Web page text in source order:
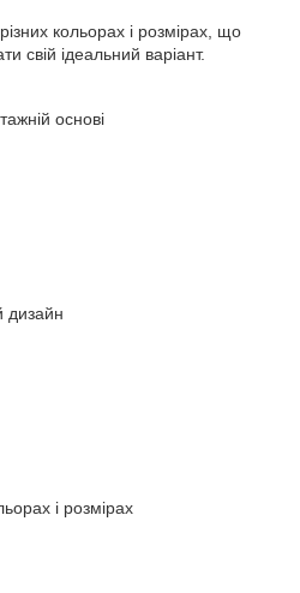
кольорах і розмірах, що
свій ідеальний варіант.
основі
дизайн
і розмірах